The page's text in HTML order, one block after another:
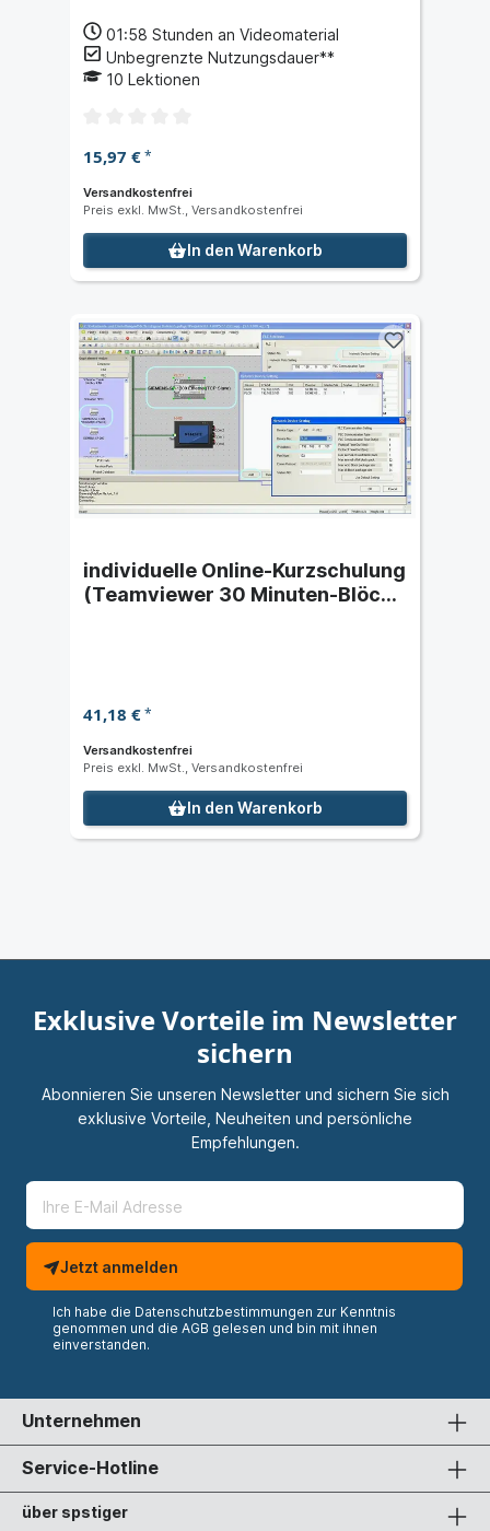
01:58 Stunden an Videomaterial
Unbegrenzte Nutzungsdauer**
10 Lektionen
15,97 €*
Versandkostenfrei
Preis exkl. MwSt., Versandkostenfrei
In den Warenkorb
individuelle Online-Kurzschulung
(Teamviewer 30 Minuten-Blöcke
41,18 €*
Versandkostenfrei
Preis exkl. MwSt., Versandkostenfrei
In den Warenkorb
Exklusive Vorteile im Newsletter
sichern
Abonnieren Sie unseren Newsletter und sichern Sie sich
exklusive Vorteile, Neuheiten und persönliche
Empfehlungen.
Jetzt anmelden
Ich habe die Datenschutzbestimmungen zur Kenntnis
genommen und die AGB gelesen und bin mit ihnen
einverstanden.
Unternehmen
Service-Hotline
über spstiger